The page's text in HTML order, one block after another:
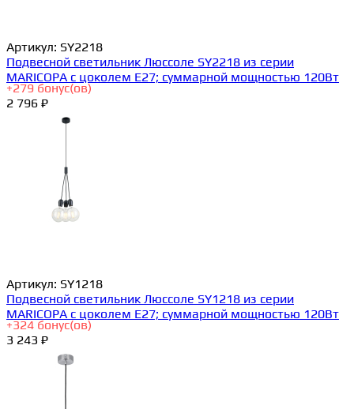
Артикул: SY2218
Подвесной светильник Люссоле SY2218 из серии
MARICOPA с цоколем E27; суммарной мощностью 120Вт
+279 бонус(ов)
2 796 ₽
Артикул: SY1218
Подвесной светильник Люссоле SY1218 из серии
MARICOPA с цоколем E27; суммарной мощностью 120Вт
+324 бонус(ов)
3 243 ₽